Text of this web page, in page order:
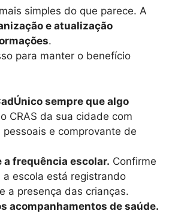
simples do que parece. A
e atualização
.
para manter o benefício
sempre que algo
CRAS da sua cidade com
pessoais e comprovante de
a frequência escolar. Confirme
a escola está registrando
a presença das crianças.
acompanhamentos de saúde.